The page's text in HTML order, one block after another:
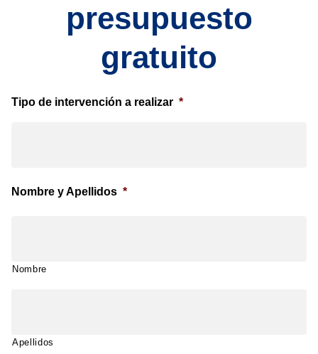
presupuesto
gratuito
Tipo de intervención a realizar *
Nombre y Apellidos *
Nombre
Apellidos